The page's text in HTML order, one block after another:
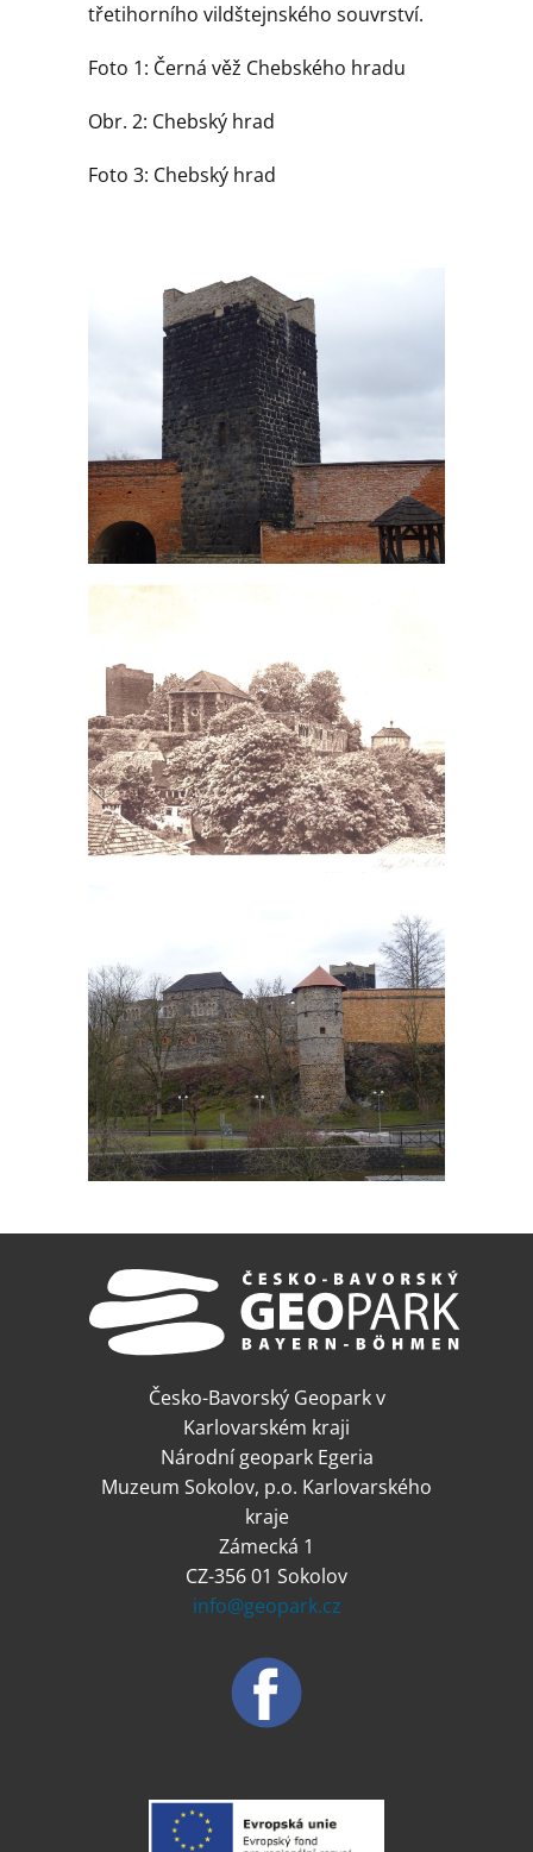
třetihorního vildštejnského souvrství.
Foto 1: Černá věž Chebského hradu
Obr. 2: Chebský hrad
Foto 3: Chebský hrad
Česko-Bavorský Geopark v
Karlovarském kraji
Národní geopark Egeria
Muzeum Sokolov, p.o. Karlovarského
kraje
Zámecká 1
CZ-356 01 Sokolov
info@geopark.cz